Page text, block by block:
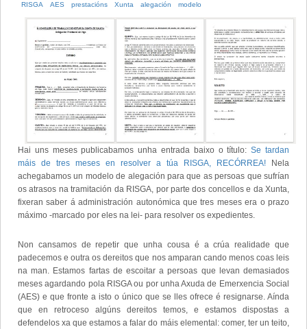
RISGA AES prestacións Xunta alegación modelo
Hai uns meses publicabamos unha entrada baixo o título:Se tardan
máis de tres meses en resolver a túa RISGA, RECÓRREA! Nela
achegabamos un modelo de alegación para que as persoas que sufrían
os atrasos na tramitación da RISGA, por parte dos concellos e da Xunta,
fixeran saber á administración autonómica que tres meses era o prazo
máximo -marcado por eles na lei- para resolver os expedientes.
Non cansamos de repetir que unha cousa é a crúa realidade que
padecemos e outra os dereitos que nos amparan cando menos coas leis
na man. Estamos fartas de escoitar a persoas que levan demasiados
meses agardando pola RISGA ou por unha Axuda de Emerxencia Social
(AES) e que fronte a isto o único que se lles ofrece é resignarse. Aínda
que en retroceso algúns dereitos temos, e estamos dispostas a
defendelos xa que estamos a falar do máis elemental: comer, ter un teito,